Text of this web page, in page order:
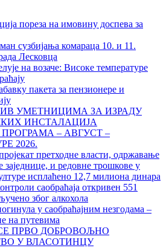
пореза на имовину доспева за
сузбијања комараца 10. и 11.
Лесковца
на возаче: Високе температуре
пакета за пензионере и
УМЕТНИЦИМА ЗА ИЗРАДУ
ИНСТАЛАЦИЈА
– АВГУСТ –
2026.
претходне власти, одржавање
и редовне трошкове у
исплаћено 12,7 милиона динара
саобраћаја откривен 551
због алкохола
у саобраћајним незгодама –
на путевима
ПРВО ДОБРОВОЉНО
У ВЛАСОТИНЦУ